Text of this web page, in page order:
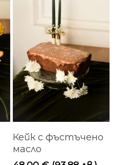
Добавяне В
Количката
Кейк с фъстъчено
масло